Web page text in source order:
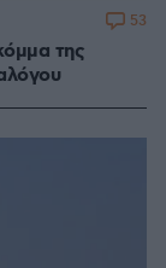
της
53